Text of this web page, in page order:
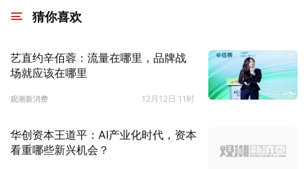
猜你喜欢
艺直约辛佰蓉：流量在哪里，品牌战
场就应该在哪里
观潮新消费 12月12日 11时
华创资本王道平：AI产业化时代，资本
看重哪些新兴机会？